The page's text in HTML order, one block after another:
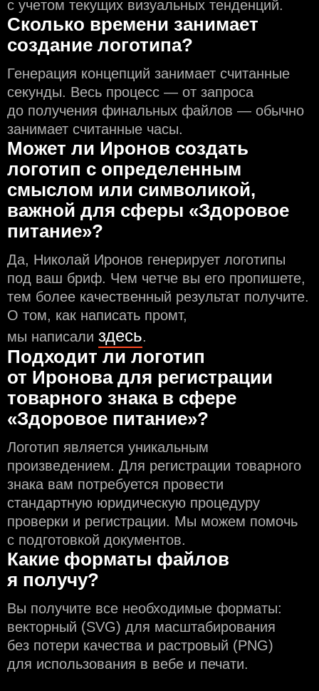
с учeтом текущих визуальных тенденций.
Сколько времени занимает
создание логотипа?
Генерация концепций занимает считанные
секунды. Весь процесс — от запроса
до получения финальных файлов — обычно
занимает считанные часы.
Может ли Иронов создать
логотип с определeнным
смыслом или символикой,
важной для сферы «Здоровое
питание»?
Да, Николай Иронов генерирует логотипы
под ваш бриф. Чем чeтче вы его пропишете,
тем более качественный результат получите.
О том, как написать промт,
мы написали здесь.
Подходит ли логотип
от Иронова для регистрации
товарного знака в сфере
«Здоровое питание»?
Логотип является уникальным
произведением. Для регистрации товарного
знака вам потребуется провести
стандартную юридическую процедуру
проверки и регистрации. Мы можем помочь
с подготовкой документов.
Какие форматы файлов
я получу?
Вы получите все необходимые форматы:
векторный (SVG) для масштабирования
без потери качества и растровый (PNG)
для использования в вебе и печати.